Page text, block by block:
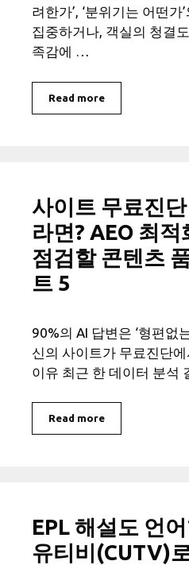
려한가’, ‘분위기는 어떤
집중하거나, 객실의 청결
족감에 …
Read more
사이트 무료진
라면? AEO 최
점검할 콘텐츠
트 5
90%의 AI 답변은 ‘형편없
신의 사이트가 무료진단
이유 최근 한 데이터 분석
Read more
EPL 해설도 언
유티비(CUTV)